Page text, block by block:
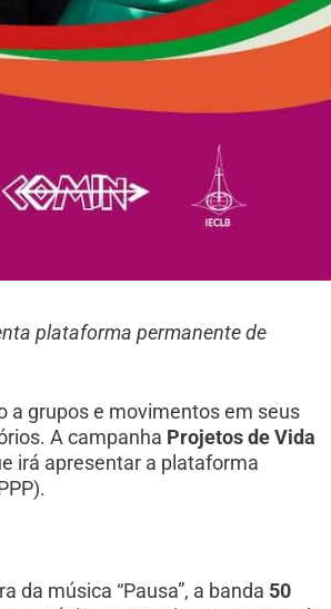
plataforma permanente de
a grupos e movimentos em seus
A campanha Projetos de Vida
irá apresentar a plataforma
da música “Pausa”, a banda 50